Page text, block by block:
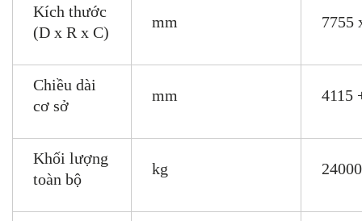
Kích thước
(D x R x C)
mm 7755
Chiều dài
cơ sở
mm 4115
Khối lượng
toàn bộ
kg 24000